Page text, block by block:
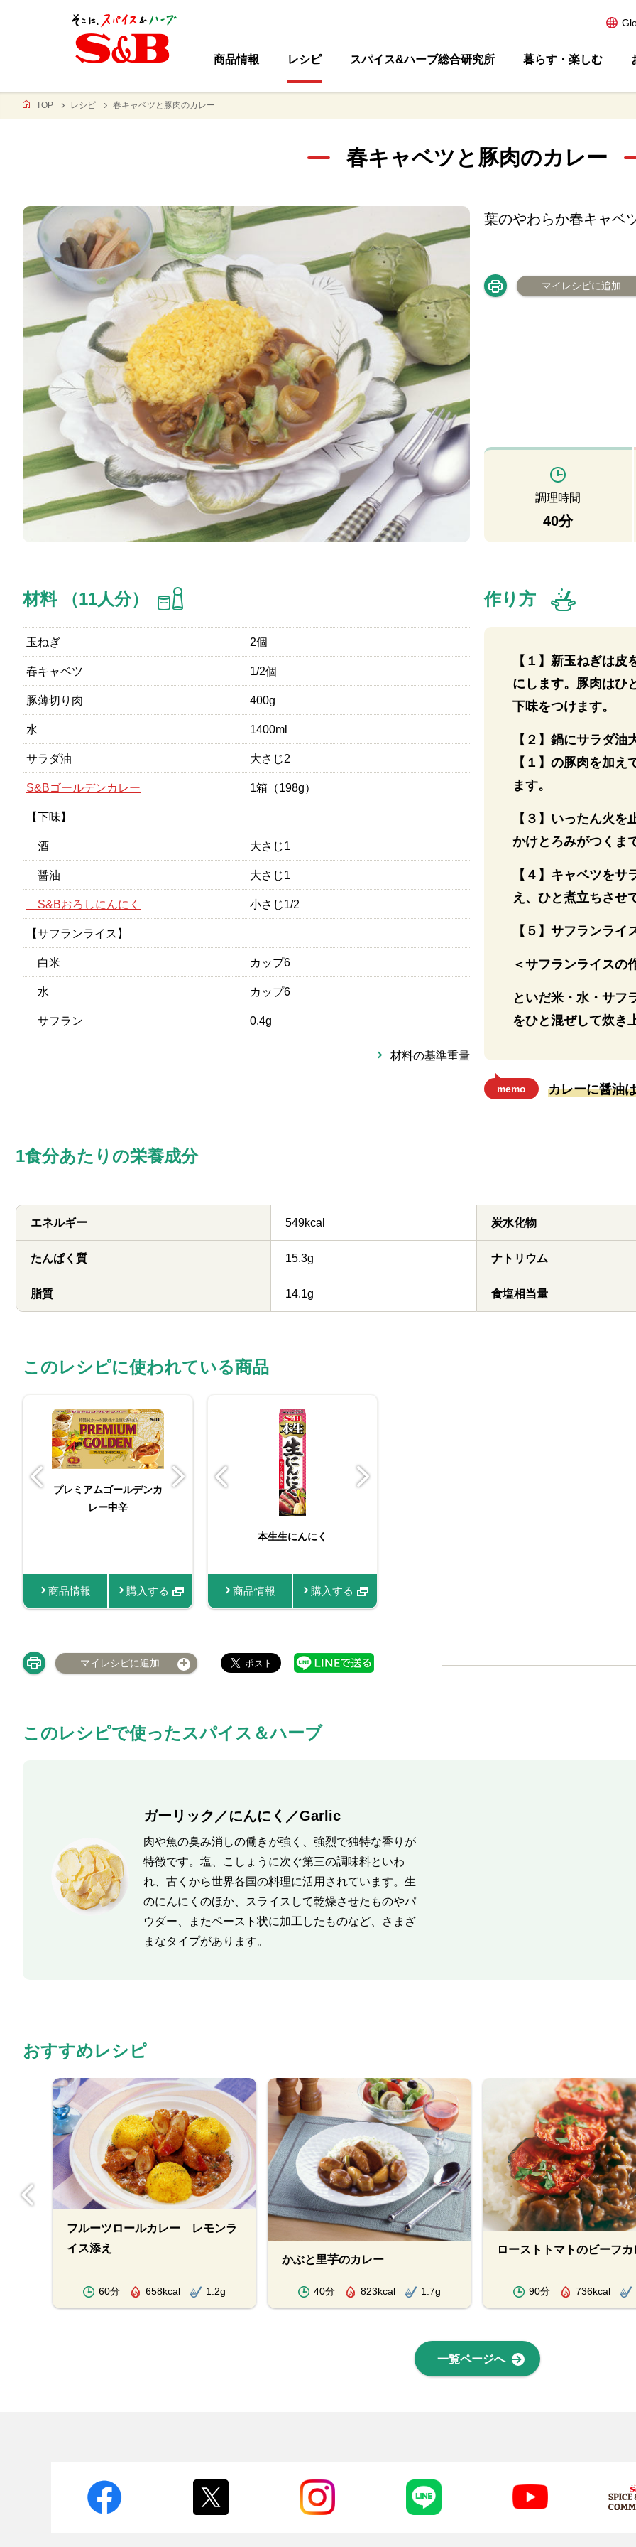
商品情報 レシピ スパイス&ハーブ総合研究所 暮らす・楽しむ
TOP レシピ 春キャベツと豚肉のカレー
春キャベツと豚肉のカレー
葉のやわらか春キャベ
マイレシピに追加
調理時間
40分
材料 （11人分）
玉ねぎ 2個
春キャベツ 1/2個
豚薄切り肉 400g
水 1400ml
サラダ油 大さじ2
S&Bゴールデンカレー 1箱（198g）
【下味】
酒 大さじ1
醤油 大さじ1
S&Bおろしにんにく 小さじ1/2
【サフランライス】
白米 カップ6
水 カップ6
サフラン 0.4g
材料の基準重量
作り方
【１】新玉ねぎは
にします。豚肉はひ
下味をつけます。
【２】鍋にサラダ油
【１】の豚肉を加
ます。
【３】いったん火
かけとろみがつくま
【４】キャベツを
え、ひと煮立ちさせ
【５】サフランライ
＜サフランライスの
といだ米・水・サフ
をひと混ぜして炊き
memo カレーに醤油
1食分あたりの栄養成分
エネルギー 549kcal
たんぱく質 15.3g
脂質 14.1g
炭水化物
ナトリウム
食塩相当量
このレシピに使われている商品
プレミアムゴールデンカ
レー中辛
商品情報 購入する
ゴールデンカレー１９８
ｇ 甘口
商品情報
商品情報 購入する
本生生にんにく
商品情報 購入する
マイレシピに追加
このレシピで使ったスパイス＆ハーブ
ガーリック／にんにく／Garlic
肉や魚の臭み消しの働きが強く、強烈で独特な香りが
特徴です。塩、こしょうに次ぐ第三の調味料といわ
れ、古くから世界各国の料理に活用されています。生
のにんにくのほか、スライスして乾燥させたものやパ
ウダー、またペースト状に加工したものなど、さまざ
まなタイプがあります。
おすすめレシピ
フルーツロールカレー レモンラ
イス添え
60分 658kcal 1.2g
かぶと里芋のカレー
40分 823kcal 1.7g
ローストトマトのビーフカ
90分 736kcal
一覧ページへ